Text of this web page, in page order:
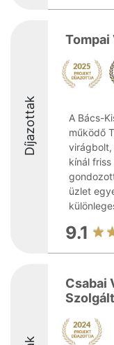
Díjazottak
A Bács-
működő
virágbolt,
kínál
üzlet
9.1
Csabai